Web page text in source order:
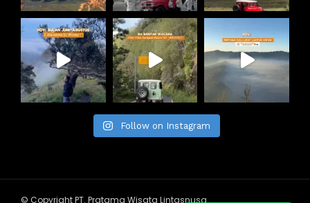
Follow on Instagram
© Copyright PT. Pratama Wisata Lintasnusa